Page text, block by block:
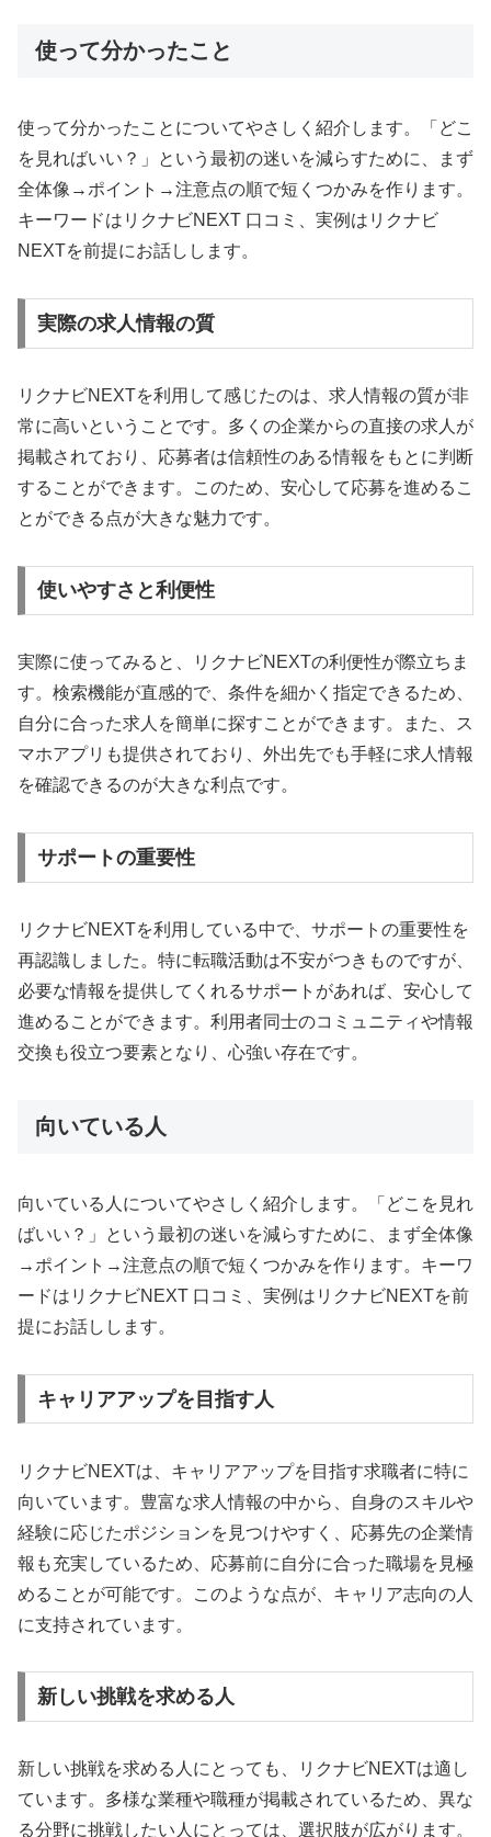
使って分かったこと
使って分かったことについてやさしく紹介します。「どこ
を見ればいい？」という最初の迷いを減らすために、まず
全体像→ポイント→注意点の順で短くつかみを作ります。
キーワードはリクナビNEXT 口コミ、実例はリクナビ
NEXTを前提にお話しします。
実際の求人情報の質
リクナビNEXTを利用して感じたのは、求人情報の質が非
常に高いということです。多くの企業からの直接の求人が
掲載されており、応募者は信頼性のある情報をもとに判断
することができます。このため、安心して応募を進めるこ
とができる点が大きな魅力です。
使いやすさと利便性
実際に使ってみると、リクナビNEXTの利便性が際立ちま
す。検索機能が直感的で、条件を細かく指定できるため、
自分に合った求人を簡単に探すことができます。また、ス
マホアプリも提供されており、外出先でも手軽に求人情報
を確認できるのが大きな利点です。
サポートの重要性
リクナビNEXTを利用している中で、サポートの重要性を
再認識しました。特に転職活動は不安がつきものですが、
必要な情報を提供してくれるサポートがあれば、安心して
進めることができます。利用者同士のコミュニティや情報
交換も役立つ要素となり、心強い存在です。
向いている人
向いている人についてやさしく紹介します。「どこを見れ
ばいい？」という最初の迷いを減らすために、まず全体像
→ポイント→注意点の順で短くつかみを作ります。キーワ
ードはリクナビNEXT 口コミ、実例はリクナビNEXTを前
提にお話しします。
キャリアアップを目指す人
リクナビNEXTは、キャリアアップを目指す求職者に特に
向いています。豊富な求人情報の中から、自身のスキルや
経験に応じたポジションを見つけやすく、応募先の企業情
報も充実しているため、応募前に自分に合った職場を見極
めることが可能です。このような点が、キャリア志向の人
に支持されています。
新しい挑戦を求める人
新しい挑戦を求める人にとっても、リクナビNEXTは適し
ています。多様な業種や職種が掲載されているため、異な
る分野に挑戦したい人にとっては、選択肢が広がります。